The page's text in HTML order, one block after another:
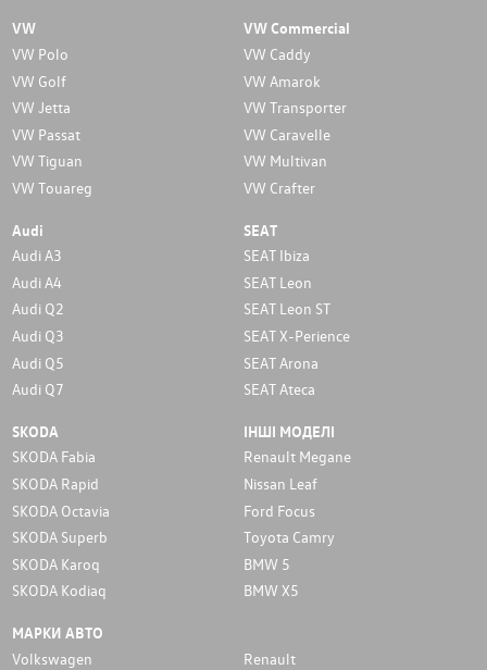
VW
VW Polo
VW Golf
VW Jetta
VW Passat
VW Tiguan
VW Touareg
VW Commercial
VW Caddy
VW Amarok
VW Transporter
VW Caravelle
VW Multivan
VW Crafter
Audi
Audi A3
Audi A4
Audi Q2
Audi Q3
Audi Q5
Audi Q7
SEAT
SEAT Ibiza
SEAT Leon
SEAT Leon ST
SEAT X-Perience
SEAT Arona
SEAT Ateca
SKODA
SKODA Fabia
SKODA Rapid
SKODA Octavia
SKODA Superb
SKODA Karoq
SKODA Kodiaq
ІНШІ МОДЕЛІ
Renault Megane
Nissan Leaf
Ford Focus
Toyota Camry
BMW 5
BMW X5
МАРКИ АВТО
Volkswagen
Renault